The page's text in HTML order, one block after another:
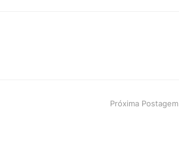
Próxima Postagem